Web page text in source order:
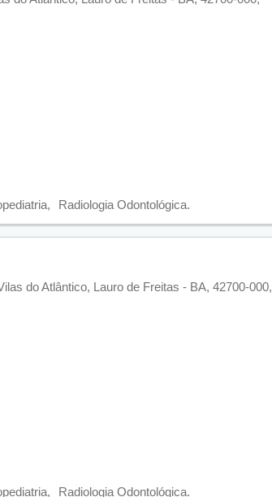
Radiologia Odontológica
do Atlântico, Lauro de Freitas - BA, 42700-000,
Radiologia Odontológica